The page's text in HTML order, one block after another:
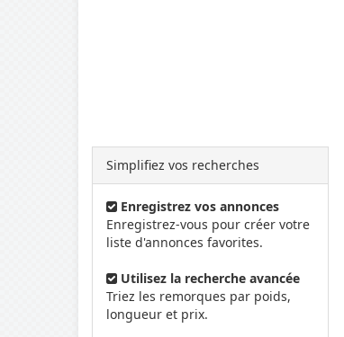
Simplifiez vos recherches
Enregistrez vos annonces
Enregistrez-vous pour créer votre
liste d'annonces favorites.
Utilisez la recherche avancée
Triez les remorques par poids,
longueur et prix.